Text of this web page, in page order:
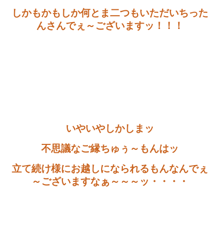
しかもかもしか何とま二つもいただいちった
んさんでぇ～ございますッ！！！
いやいやしかしまッ
不思議なご縁ちゅぅ～もんはッ
立て続け様にお越しになられるもんなんでぇ
～ございますなぁ～～～ッ・・・・